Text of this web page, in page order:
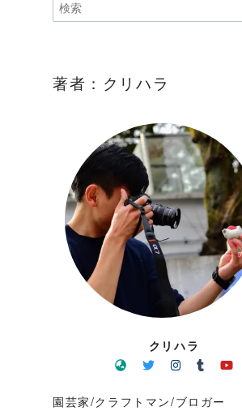
著者：クリハラ
クリハラ
園芸家/クラフトマン/ブロガー